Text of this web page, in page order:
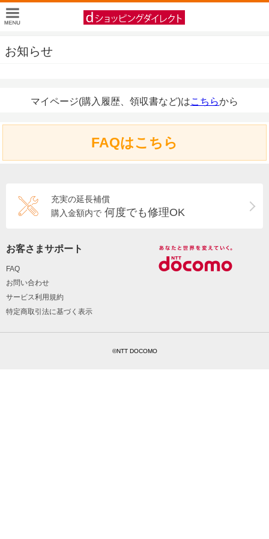
お知らせ
マイページ(購入履歴、領収書など)はこちらから
FAQはこちら
充実の延長補償
購入金額内で 何度でも修理OK
お客さまサポート
FAQ
お問い合わせ
サービス利用規約
特定商取引法に基づく表示
©NTT DOCOMO